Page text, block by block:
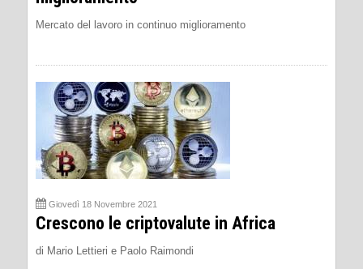
Mercato del lavoro in continuo miglioramento
Giovedì 18 Novembre 2021
Crescono le criptovalute in Africa
di Mario Lettieri e Paolo Raimondi